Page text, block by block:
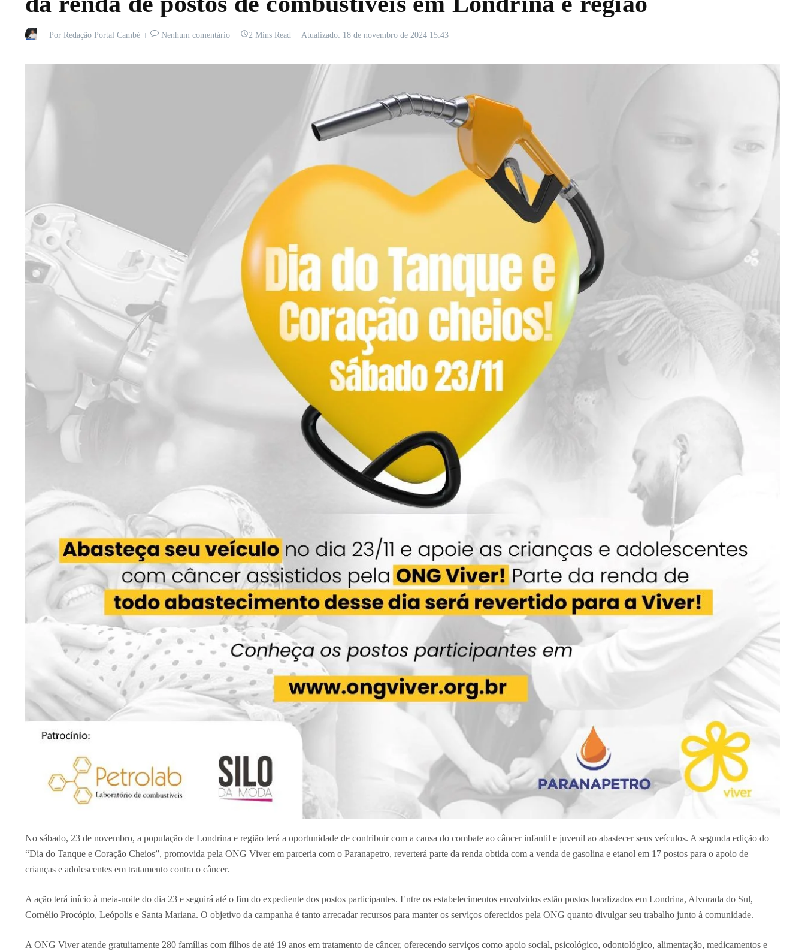
Por Redação Portal Cambé Nenhum comentário 2 Mins Read Atualizado: 18 de novembro de 2024 15:43
No sábado, 23 de novembro, a população de Londrina e região terá a oportunidade de contribuir com a causa do combate ao câncer infantil e juvenil ao abastecer seus veículos. A segunda edição do
“Dia do Tanque e Coração Cheios”, promovida pela ONG Viver em parceria com o Paranapetro, reverterá parte da renda obtida com a venda de gasolina e etanol em 17 postos para o apoio de
crianças e adolescentes em tratamento contra o câncer.
A ação terá início à meia-noite do dia 23 e seguirá até o fim do expediente dos postos participantes. Entre os estabelecimentos envolvidos estão postos localizados em Londrina, Alvorada do Sul,
Cornélio Procópio, Leópolis e Santa Mariana. O objetivo da campanha é tanto arrecadar recursos para manter os serviços oferecidos pela ONG quanto divulgar seu trabalho junto à comunidade.
A ONG Viver atende gratuitamente 280 famílias com filhos de até 19 anos em tratamento de câncer, oferecendo serviços como apoio social, psicológico, odontológico, alimentação, medicamentos e